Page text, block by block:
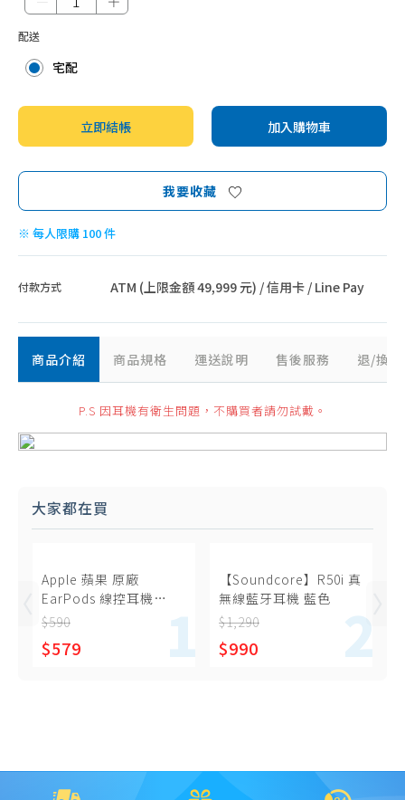
配送
宅配
立即結帳 加入購物車
我要收藏
※ 每人限購 100 件
付款方式 ATM (上限金額 49,999 元) / 信用卡 / Line Pay
商品介紹 商品規格 運送說明 售後服務 退/換
P.S 因耳機有衛生問題，不購買者請勿試戴。
大家都在買
Apple 蘋果 原廠
EarPods 線控耳機
USB-C (A3046)
$590
$579
【Soundcore】R50i 真
無線藍牙耳機 藍色
$1,290
$990